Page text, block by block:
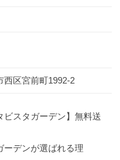
西区宮前町1992-2
ビスタガーデン】無料送
ーデンが選ばれる理